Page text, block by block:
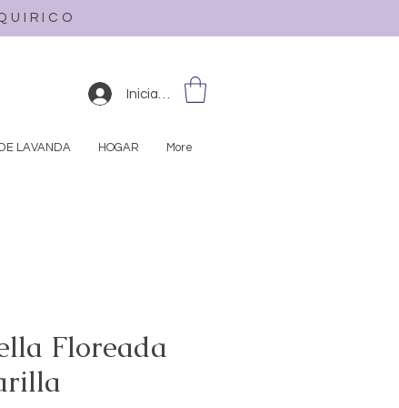
Iniciar sesión
LAVANDA HOGAR More
Floreada